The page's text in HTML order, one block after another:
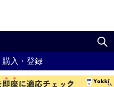
購入・登録